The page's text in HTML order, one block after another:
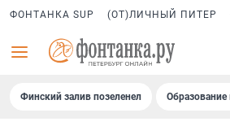
ФОНТАНКА SUP (ОТ)ЛИЧНЫЙ ПИТЕР
Финский залив позеленел Образование